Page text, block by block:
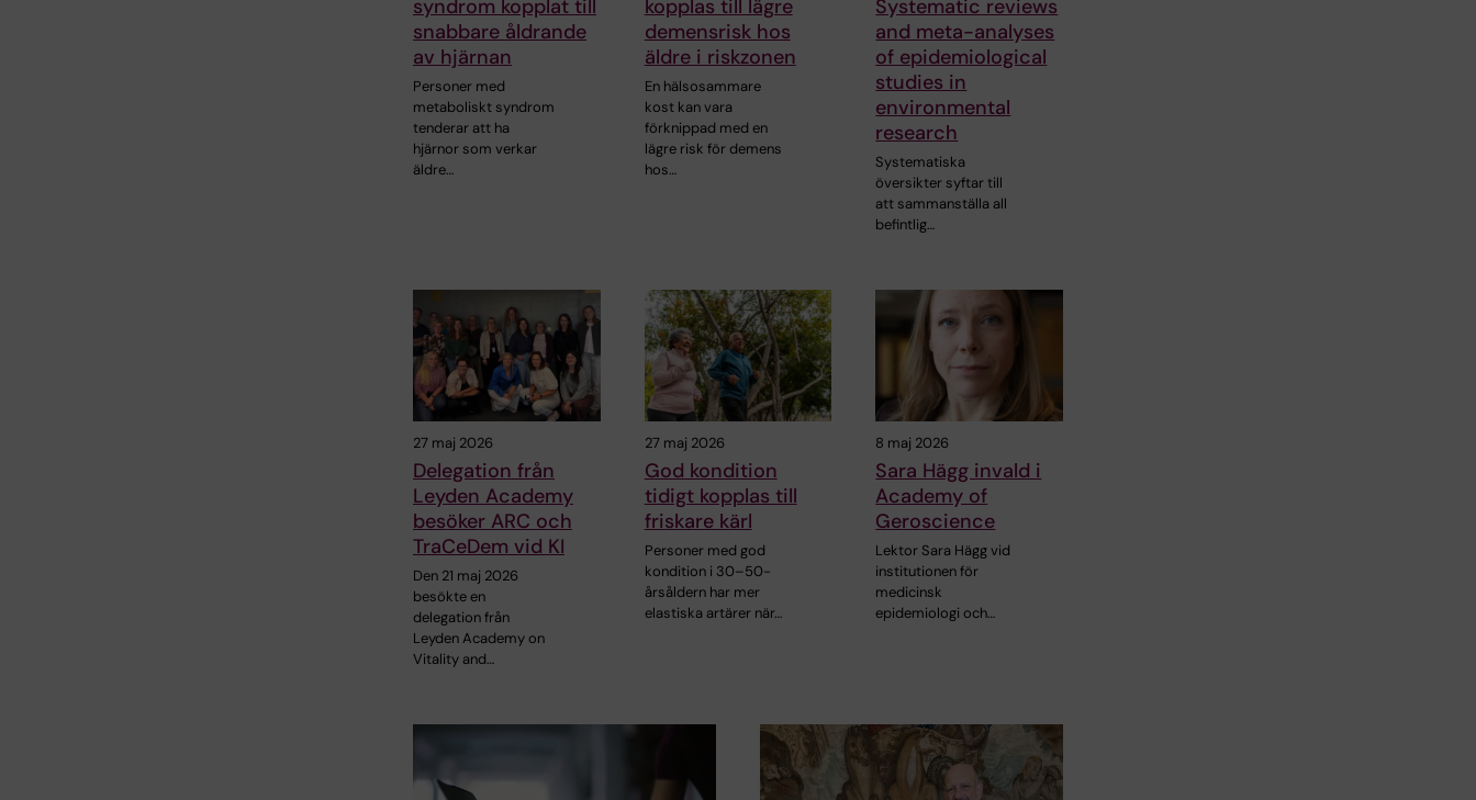
syndrom kopplat till
snabbare åldrande
av hjärnan
Personer med
metaboliskt syndrom
tenderar att ha
hjärnor som verkar
äldre…
kopplas till lägre
demensrisk hos
äldre i riskzonen
En hälsosammare
kost kan vara
förknippad med en
lägre risk för demens
hos…
Systematic reviews
and meta-analyses
of epidemiological
studies in
environmental
research
Systematiska
översikter syftar till
att sammanställa all
befintlig…
27 maj 2026
Delegation från
Leyden Academy
besöker ARC och
TraCeDem vid KI
Den 21 maj 2026
besökte en
delegation från
Leyden Academy on
Vitality and…
27 maj 2026
God kondition
tidigt kopplas till
friskare kärl
Personer med god
kondition i 30–50-
årsåldern har mer
elastiska artärer när…
8 maj 2026
Sara Hägg invald i
Academy of
Geroscience
Lektor Sara Hägg vid
institutionen för
medicinsk
epidemiologi och…